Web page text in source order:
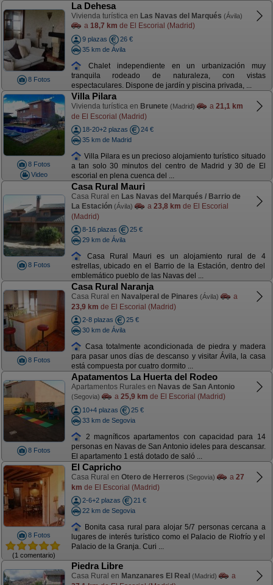
8 Fotos
La Dehesa
Vivienda turística en Las Navas del Marqués (Ávila)
a 18,7 km de El Escorial (Madrid)
9 plazas
26 €
35 km de Ávila
Chalet independiente en un urbanización muy
tranquila rodeado de naturaleza, con vistas
espectaculares. Dispone de jardín y piscina privada, ...
8 Fotos
Video
Villa Pilara
Vivienda turística en Brunete (Madrid) a 21,1 km
de El Escorial (Madrid)
18-20+2 plazas
24 €
35 km de Madrid
Villa Pilara es un precioso alojamiento turístico situado
a tan solo 30 minutos del centro de Madrid y 30 de El
escorial en plena cuenca del ...
8 Fotos
Casa Rural Mauri
Casa Rural en Las Navas del Marqués / Barrio de
La Estación (Ávila) a 23,8 km de El Escorial
(Madrid)
8-16 plazas
25 €
29 km de Ávila
Casa Rural Mauri es un alojamiento rural de 4
estrellas, ubicado en el Barrio de la Estación, dentro del
emblemático pueblo de las Navas del ...
8 Fotos
Casa Rural Naranja
Casa Rural en Navalperal de Pinares (Ávila)
a
23,9 km de El Escorial (Madrid)
2-8 plazas
25 €
30 km de Ávila
Casa totalmente acondicionada de piedra y madera
para pasar unos días de descanso y visitar Ávila, la casa
está compuesta por cuatro dormito ...
8 Fotos
Apatamentos La Huerta del Rodeo
Apartamentos Rurales en Navas de San Antonio
(Segovia) a 25,9 km de El Escorial (Madrid)
10+4 plazas
25 €
33 km de Segovia
2 magníficos apartamentos con capacidad para 14
personas en Navas de San Antonio ideles para descansar.
El apartamento 1 está dotado de saló ...
8 Fotos
(1 comentario)
El Capricho
Casa Rural en Otero de Herreros (Segovia) a 27
km de El Escorial (Madrid)
2-6+2 plazas
21 €
22 km de Segovia
Bonita casa rural para alojar 5/7 personas cercana a
lugares de interés turístico como el Palacio de Riofrío y el
Palacio de la Granja. Curi ...
Piedra Libre
Casa Rural en Manzanares El Real (Madrid)
a